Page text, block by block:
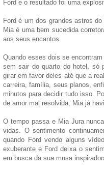
Ford e o resultado foi uma
Ford é um dos grandes astros
Mia é uma bem sucedida
aos seus encantos.
Quando esses dois se
sem sair do quarto do hotel, só
girar em favor deles até que a
carreira, família, seus planos,
minutos para decidir tudo isso.
de amor mal resolvida; Mia já
O tempo passa e Mia Jura
vidas. O sentimento
quando Ford vendo alguns
exuberante e Ford deixa o
em busca da sua musa